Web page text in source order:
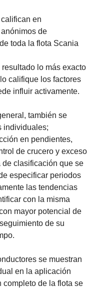
en
de
toda la flota Scania
lo más exacto
califique los factores
influir activamente.
también se
individuales;
en pendientes,
de crucero y exceso
clasificación que se
especificar periodos
las tendencias
con la misma
mayor potencial de
de su
se muestran
en la aplicación
completo de la flota se